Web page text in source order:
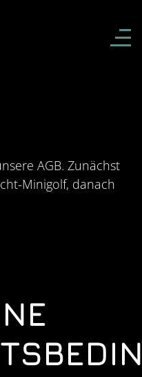
AGB. Zunächst
Minigolf, danach